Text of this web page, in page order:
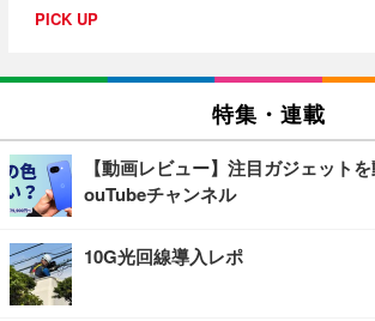
PICK UP
特集・連載
【動画レビュー】注目ガジェット
ouTubeチャンネル
10G光回線導入レポ